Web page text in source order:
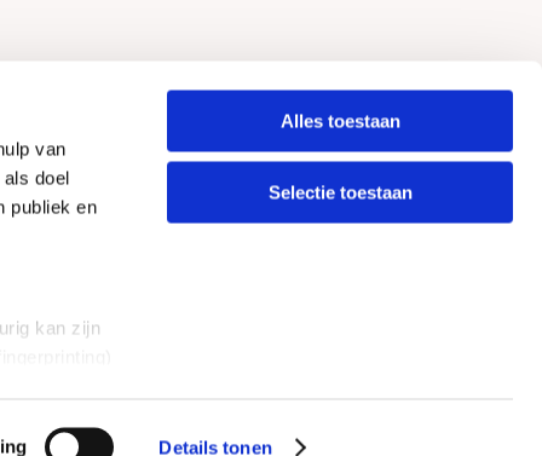
van
doel
publiek en
kan zijn
Details tonen
Alles toestaan
Selectie toestaan
des modèles.